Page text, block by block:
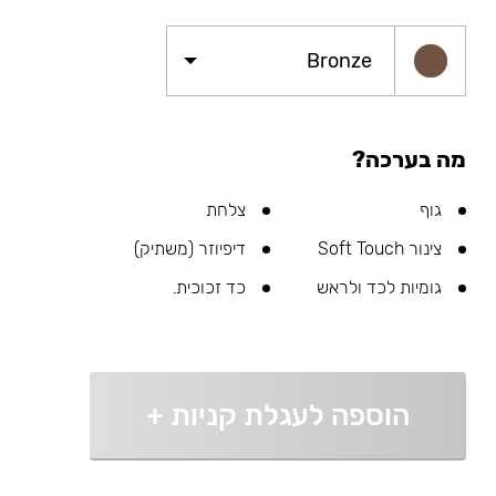
Bronze
מה בערכה?
גוף
צלחת
צינור Soft Touch
דיפיוזר (משתיק)
גומיות לכד ולראש
כד זכוכית.
הוספה לעגלת קניות +